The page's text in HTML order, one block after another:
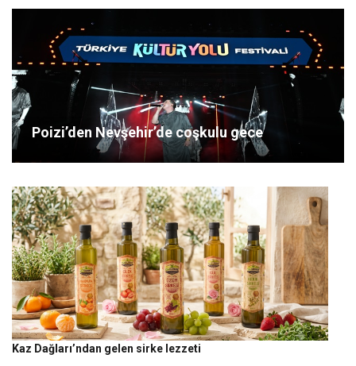
Poizi’den Nevşehir’de coşkulu gece
Kaz Dağları’ndan gelen sirke lezzeti